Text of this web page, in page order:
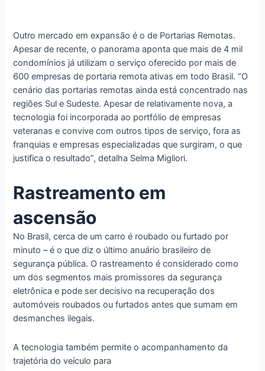
Outro mercado em expansão é o de Portarias Remotas.
Apesar de recente, o panorama aponta que mais de 4 mil
condomínios já utilizam o serviço oferecido por mais de
600 empresas de portaria remota ativas em todo Brasil. “O
cenário das portarias remotas ainda está concentrado nas
regiões Sul e Sudeste. Apesar de relativamente nova, a
tecnologia foi incorporada ao portfólio de empresas
veteranas e convive com outros tipos de serviço, fora as
franquias e empresas especializadas que surgiram, o que
justifica o resultado”, detalha Selma Migliori.
Rastreamento em
ascensão
No Brasil, cerca de um carro é roubado ou furtado por
minuto – é o que diz o último anuário brasileiro de
segurança pública. O rastreamento é considerado como
um dos segmentos mais promissores da segurança
eletrônica e pode ser decisivo na recuperação dos
automóveis roubados ou furtados antes que sumam em
desmanches ilegais.
A tecnologia também permite o acompanhamento da
trajetória do veículo para